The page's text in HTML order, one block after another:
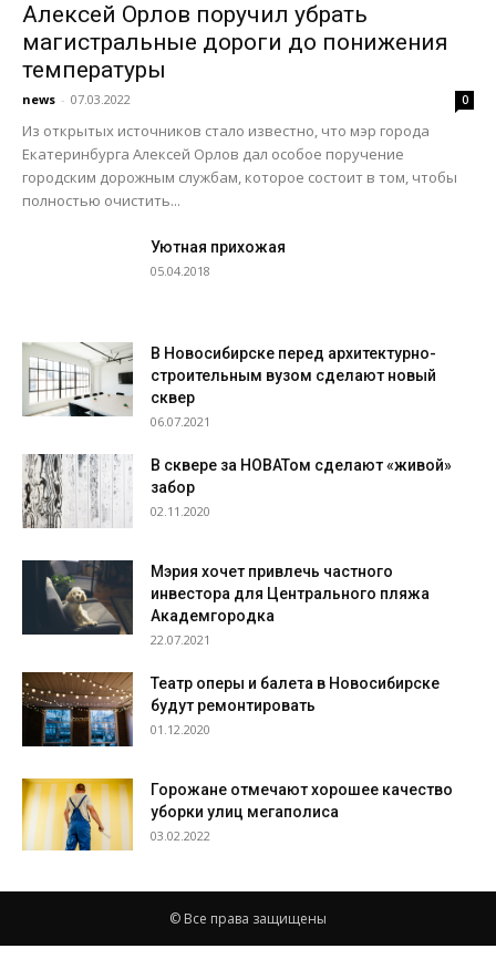
Алексей Орлов поручил убрать
магистральные дороги до понижения
температуры
news - 07.03.2022 0
Из открытых источников стало известно, что мэр города
Екатеринбурга Алексей Орлов дал особое поручение
городским дорожным службам, которое состоит в том, чтобы
полностью очистить...
Уютная прихожая
05.04.2018
В Новосибирске перед архитектурно-
строительным вузом сделают новый
сквер
06.07.2021
В сквере за НОВАТом сделают «живой»
забор
02.11.2020
Мэрия хочет привлечь частного
инвестора для Центрального пляжа
Академгородка
22.07.2021
Театр оперы и балета в Новосибирске
будут ремонтировать
01.12.2020
Горожане отмечают хорошее качество
уборки улиц мегаполиса
03.02.2022
© Все права защищены